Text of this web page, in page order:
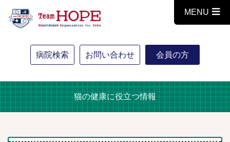
病院検索 お問い合わせ 会員の方
MENU
猫の健康に役立つ情報